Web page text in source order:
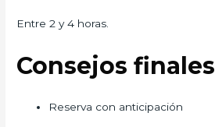
Entre 2 y 4 horas.
Consejos finales
Reserva con anticipación